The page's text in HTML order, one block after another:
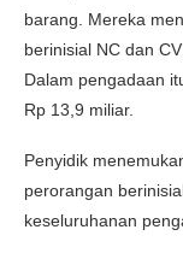
barang. Mereka
berinisial NC dan CV
Dalam pengadaan
Rp 13,9 miliar.
Penyidik
perorangan
keseluruhanan